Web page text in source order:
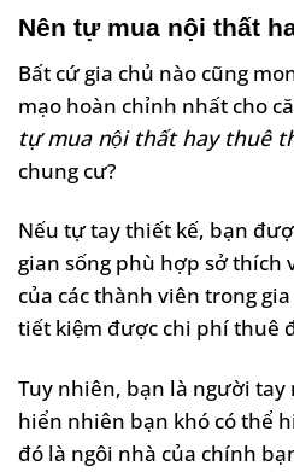
Nên tự mua nội thất
Bất cứ gia chủ nào cũng
mạo hoàn chỉnh nhất cho
tự mua nội thất hay thuê
chung cư?
Nếu tự tay thiết kế, bạn
gian sống phù hợp sở thích
của các thành viên trong
tiết kiệm được chi phí thuê
Tuy nhiên, bạn là người tay
hiển nhiên bạn khó có thể
đó là ngôi nhà của chính